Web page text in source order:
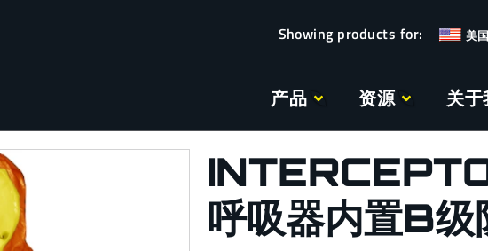
美国
产品 资源 关于
呼吸器内置B级